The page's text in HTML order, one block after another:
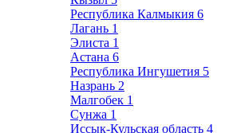
Республика Калмыкия 6
Лагань 1
Элиста 1
Астана 6
Республика Ингушетия 5
Назрань 2
Малгобек 1
Сунжа 1
Иссык-Кульская область 4